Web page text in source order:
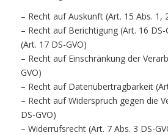
– Recht auf Auskunft (Art. 15 Abs. 1,
– Recht auf Berichtigung (Art. 16
(Art. 17 DS-GVO)
– Recht auf Einschränkung der
GVO)
– Recht auf Datenübertragbarkeit
– Recht auf Widerspruch gegen die
DS-GVO)
– Widerrufsrecht (Art. 7 Abs. 3 DS-